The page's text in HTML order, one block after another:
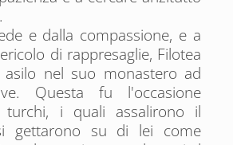
e dalla compassione, e a
di rappresaglie, Filotea
asilo nel suo monastero ad
Questa fu l'occasione
i quali assalirono il
gettarono su di lei come